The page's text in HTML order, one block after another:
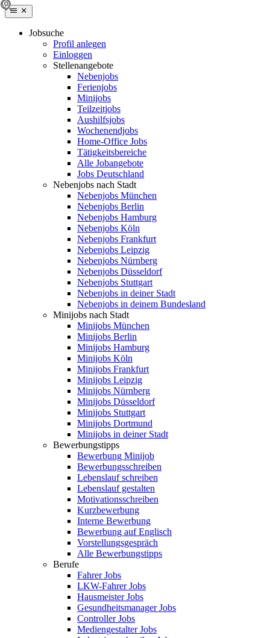
Jobsuche
Profil anlegen
Einloggen
Stellenangebote
Nebenjobs
Ferienjobs
Minijobs
Teilzeitjobs
Aushilfsjobs
Wochenendjobs
Home-Office Jobs
Tätigkeitsbereiche
Alle Jobangebote
Jobs Deutschland
Nebenjobs nach Stadt
Nebenjobs München
Nebenjobs Berlin
Nebenjobs Hamburg
Nebenjobs Köln
Nebenjobs Frankfurt
Nebenjobs Leipzig
Nebenjobs Nürnberg
Nebenjobs Düsseldorf
Nebenjobs Stuttgart
Nebenjobs in deiner Stadt
Nebenjobs in deinem Bundesland
Minijobs nach Stadt
Minijobs München
Minijobs Berlin
Minijobs Hamburg
Minijobs Köln
Minijobs Frankfurt
Minijobs Leipzig
Minijobs Nürnberg
Minijobs Düsseldorf
Minijobs Stuttgart
Minijobs Dortmund
Minijobs in deiner Stadt
Bewerbungstipps
Bewerbung Minijob
Bewerbungsschreiben
Lebenslauf schreiben
Lebenslauf gestalten
Motivationsschreiben
Kurzbewerbung
Interne Bewerbung
Bewerbung auf Englisch
Vorstellungsgespräch
Alle Bewerbungstipps
Berufe
Fahrer Jobs
LKW-Fahrer Jobs
Hausmeister Jobs
Gesundheitsmanager Jobs
Controller Jobs
Mediengestalter Jobs